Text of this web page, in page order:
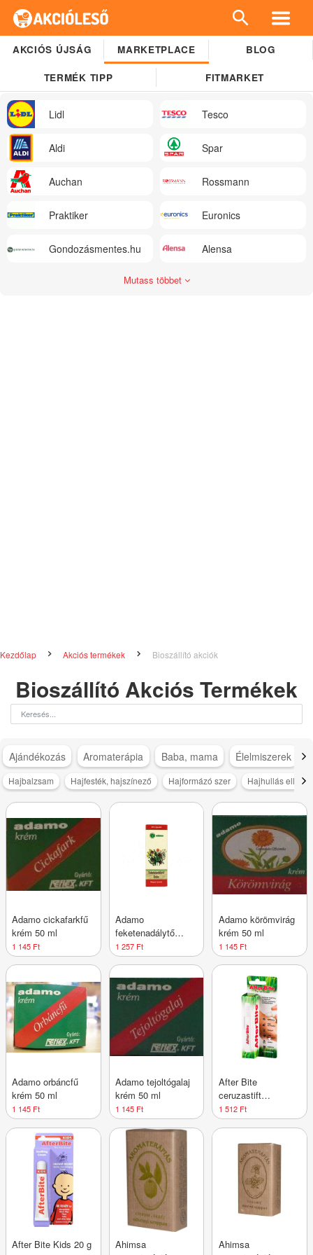
AKCIÓS ÚJSÁG MARKETPLACE BLOG
TERMÉK TIPP FITMARKET
Lidl Tesco
Aldi Spar
Auchan Rossmann
Praktiker Euronics
Gondozásmentes.hu Alensa
Mutass többet
Kezdőlap Akciós termékek Bioszállító akciók
Bioszállító Akciós Termékek
Ajándékozás Aromaterápia Baba, mama Élelmiszerek
Hajbalzsam Hajfesték, hajszínező Hajformázó szer Hajhullás elleni
Adamo cickafarkfű
krém 50 ml
1 145 Ft
Adamo
feketenadálytő
krém 50 ml
1 257 Ft
Adamo körömvirág
krém 50 ml
1 145 Ft
Adamo orbáncfű
krém 50 ml
1 145 Ft
Adamo tejoltógalaj
krém 50 ml
1 145 Ft
After Bite
ceruzastift
rovacsípésre 14 ml
1 512 Ft
After Bite Kids 20 g
Ahimsa
Ahimsa